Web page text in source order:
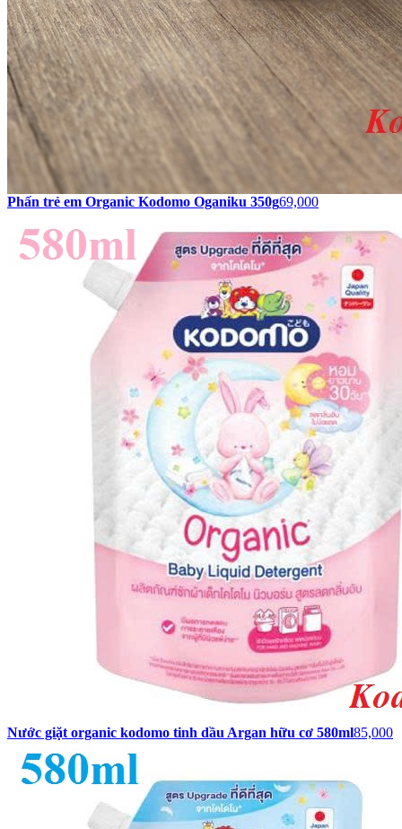
Phấn trẻ em Organic Kodomo Oganiku 350g69,000
Nước giặt organic kodomo tinh dầu Argan hữu cơ 580ml85,000